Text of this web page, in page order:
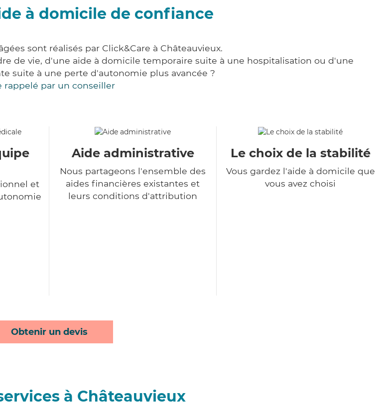
à domicile de confiance
sont réalisés par Click&Care à Châteauvieux.
de vie, d'une aide à domicile temporaire suite à une hospitalisation ou d'une
suite à une perte d'autonomie plus avancée ?
rappelé par un conseiller
et
Aide administrative
Nous partageons l'ensemble des
aides financières existantes et
leurs conditions d'attribution
Le choix de la stabilité
Vous gardez l'aide à domicile que
vous avez choisi
Obtenir un devis
à Châteauvieux